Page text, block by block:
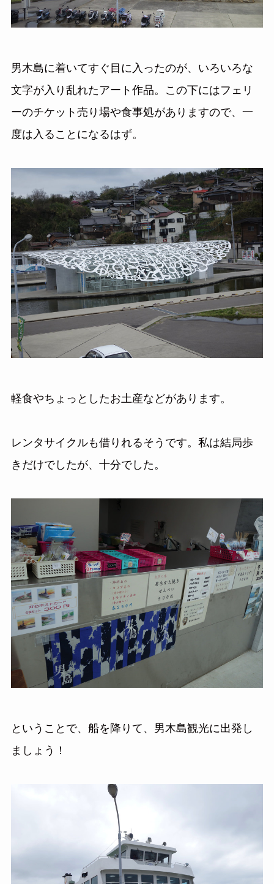
男木島に着いてすぐ目に入ったのが、いろいろな
文字が入り乱れたアート作品。この下にはフェリ
ーのチケット売り場や食事処がありますので、一
度は入ることになるはず。
軽食やちょっとしたお土産などがあります。
レンタサイクルも借りれるそうです。私は結局歩
きだけでしたが、十分でした。
ということで、船を降りて、男木島観光に出発し
ましょう！